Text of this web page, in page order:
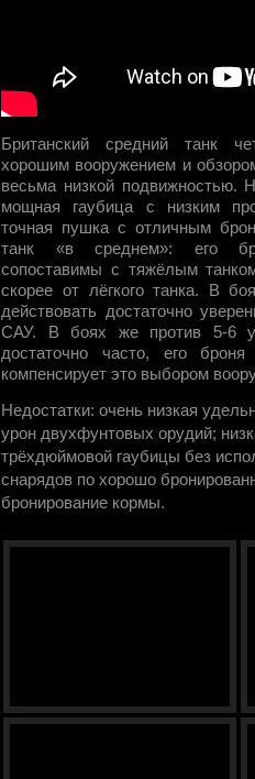
Британский средний танк
хорошим вооружением и
весьма низкой подвижностью.
мощная гаубица с низким
точная пушка с отличным
танк «в среднем»: его
сопоставимы с тяжёлым
скорее от лёгкого танка. В
действовать достаточно
САУ. В боях же против 5-6
достаточно часто, его
компенсирует это выбором
Недостатки: очень низкая
урон двухфунтовых орудий;
трёхдюймовой гаубицы без
снарядов по хорошо
бронирование кормы.